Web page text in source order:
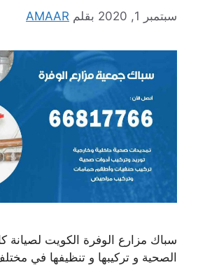
سبتمبر 1, 2020 بقلم AMAAR
سباك مزارع الوفرة الكويت لصيانة
الصحية و تركيبها و تنظيفها في